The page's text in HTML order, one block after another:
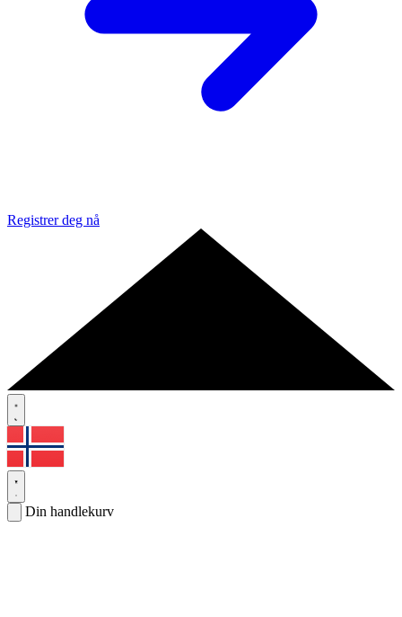
Registrer deg nå
Din handlekurv